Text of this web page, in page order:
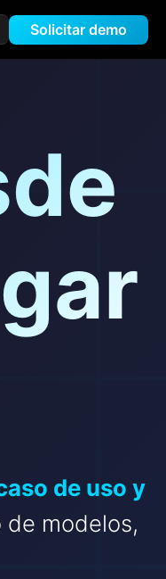
Solicitar demo
de uso y
de modelos,